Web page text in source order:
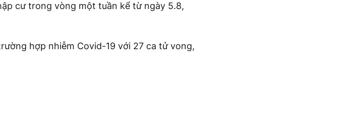
cư trong vòng một tuần kể từ ngày 5.8,
hợp nhiễm Covid-19 với 27 ca tử vong,